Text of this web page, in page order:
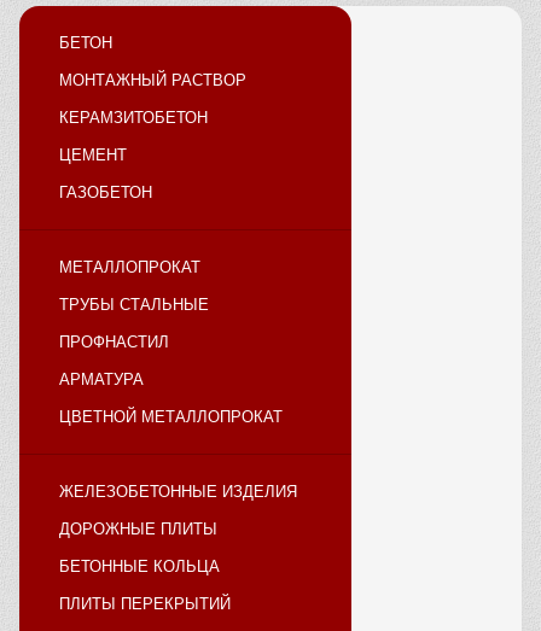
БЕТОН
МОНТАЖНЫЙ РАСТВОР
КЕРАМЗИТОБЕТОН
ЦЕМЕНТ
ГАЗОБЕТОН
МЕТАЛЛОПРОКАТ
ТРУБЫ СТАЛЬНЫЕ
ПРОФНАСТИЛ
АРМАТУРА
ЦВЕТНОЙ МЕТАЛЛОПРОКАТ
ЖЕЛЕЗОБЕТОННЫЕ ИЗДЕЛИЯ
ДОРОЖНЫЕ ПЛИТЫ
БЕТОННЫЕ КОЛЬЦА
ПЛИТЫ ПЕРЕКРЫТИЙ